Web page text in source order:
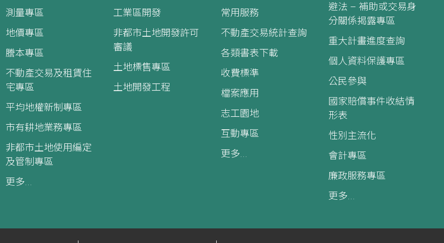
測量專區
地價專區
謄本專區
不動產交易及租賃住
宅專區
平均地權新制專區
市有耕地業務專區
非都市土地使用編定
及管制專區
更多...
工業區開發
非都市土地開發許可
審議
土地標售專區
土地開發工程
常用服務
不動產交易統計查詢
各類書表下載
收費標準
檔案應用
志工園地
互動專區
更多...
避法 – 補助或交易身
分關係揭露專區
重大計畫進度查詢
個人資料保護專區
公民參與
國家賠償事件收結情
形表
性別主流化
會計專區
廉政服務專區
更多...